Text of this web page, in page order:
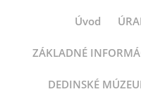
Úvod
ZÁKLADNÉ
DEDINSKÉ